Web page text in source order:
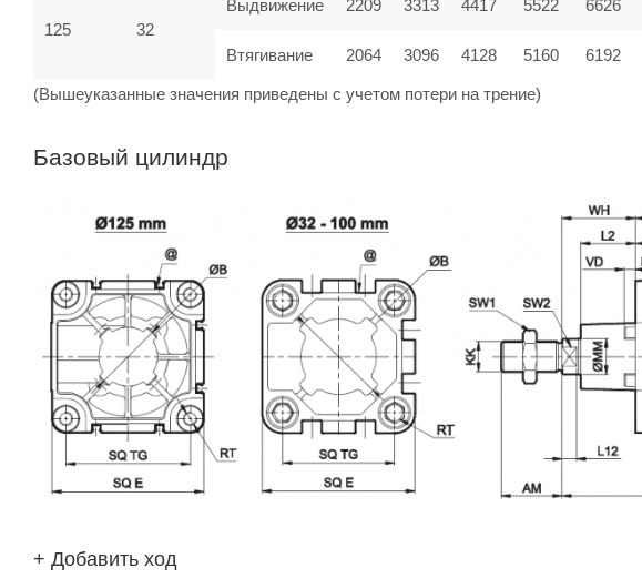
125 32
Выдвижение 2209 3313 4417 5522 6626
Втягивание 2064 3096 4128 5160 6192
(Вышеуказанные значения приведены с учетом потери на трение)
Базовый цилиндр
+ Добавить ход